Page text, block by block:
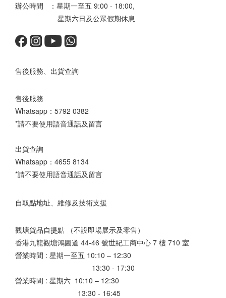
辦公時間 ：星期一至五 9:00 - 18:00,
星期六日及公眾假期休息
售後服務、出貨查詢
售後服務
Whatsapp： 5792 0382
*請不要使用語音通話及留言
出貨查詢
Whatsapp： 4655 8134
*請不要使用語音通話及留言
自取點地址、維修及技術支援
觀塘貨品自提點 （不設即場展示及零售）
香港九龍觀塘鴻圖道 44-46 號世紀工商中心 7 樓 710 室
營業時間 : 星期一至五 10:10 – 12:30
13:30 - 17:30
營業時間 : 星期六 10:10 – 12:30
13:30 - 16:45